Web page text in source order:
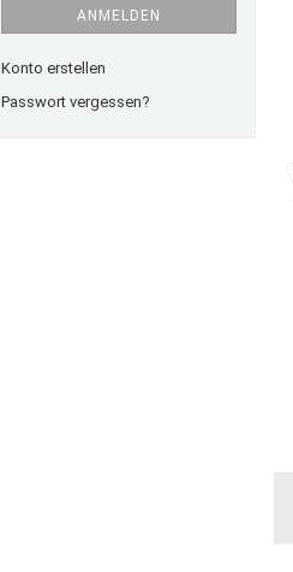
ANMELDEN
Konto erstellen
Passwort vergessen?